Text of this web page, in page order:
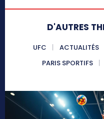
D'AUTRES
UFC ACTUALITÉS
PARIS SPORTIFS